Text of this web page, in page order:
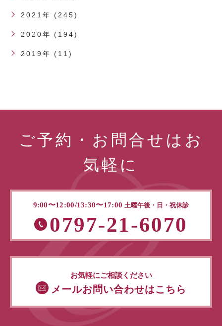
2021年 (245)
2020年 (194)
2019年 (11)
ご予約・お問合せはお
気軽に
9:00〜12:00/13:30〜17:00 土曜午後・日・祝休診
0797-21-6070
お気軽にご相談ください
メールお問い合わせはこちら